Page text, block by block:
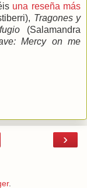
una reseña más
Tragones y
(Salamandra
Mercy on me
›
.